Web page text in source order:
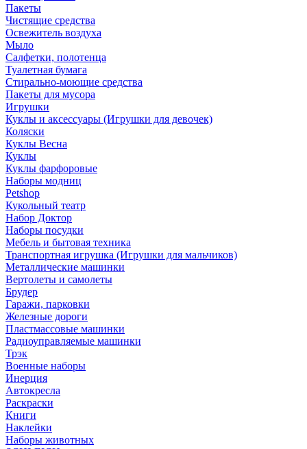
Пакеты
Чистящие средства
Освежитель воздуха
Мыло
Салфетки, полотенца
Туалетная бумага
Стирально-моющие средства
Пакеты для мусора
Игрушки
Куклы и аксессуары (Игрушки для девочек)
Коляски
Куклы Весна
Куклы
Куклы фарфоровые
Наборы модниц
Petshop
Кукольный театр
Набор Доктор
Наборы посудки
Мебель и бытовая техника
Транспортная игрушка (Игрушки для мальчиков)
Металлические машинки
Вертолеты и самолеты
Брудер
Гаражи, парковки
Железные дороги
Пластмассовые машинки
Радиоуправляемые машинки
Трэк
Военные наборы
Инерция
Автокресла
Раскраски
Книги
Наклейки
Наборы животных